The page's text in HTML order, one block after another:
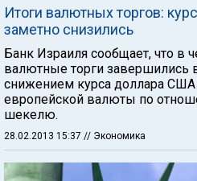
Итоги валютных торгов:
заметно снизились
Банк Израиля сообщает, что в
валютные торги
снижением курса доллара США
европейской валюты по
шекелю.
28.02.2013 15:37 // Экономика